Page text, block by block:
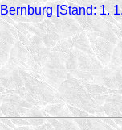
[Stand: 1.